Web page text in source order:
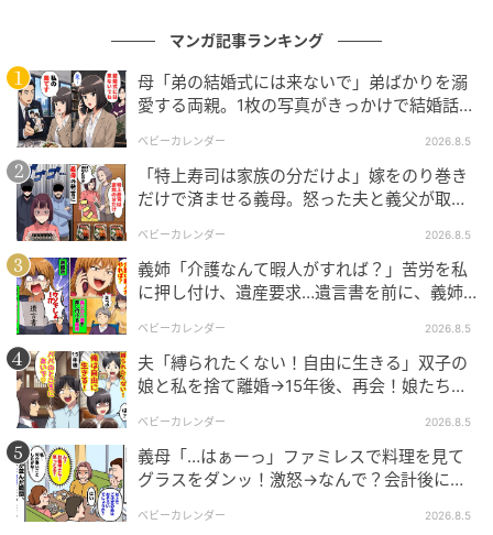
エキサイトニュース
マンガ記事ランキング
母「弟の結婚式には来ないで」弟ばかりを溺
愛する両親。1枚の写真がきっかけで結婚話が
ベビーカレンダー 2026.8.5
「特上寿司は家族の分だけよ」嫁をのり巻き
だけで済ませる義母。怒った夫と義父が取っ
ベビーカレンダー 2026.8.5
義姉「介護なんて暇人がすれば？」苦労を私
に押し付け、遺産要求…遺言書を前に、義姉
ベビーカレンダー 2026.8.5
夫「縛られたくない！自由に生きる」双子の
娘と私を捨て離婚→15年後、再会！娘たち
ベビーカレンダー 2026.8.5
義母「…はぁーっ」ファミレスで料理を見て
グラスをダンッ！激怒→なんで？会計後に知
ベビーカレンダー 2026.8.5